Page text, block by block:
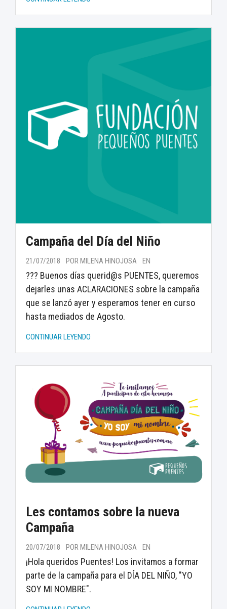
Campaña del Día del Niño
21/07/2018 POR MILENA HINOJOSA EN
??? Buenos días querid@s PUENTES, queremos
dejarles unas ACLARACIONES sobre la campaña
que se lanzó ayer y esperamos tener en curso
hasta mediados de Agosto.
CONTINUAR LEYENDO
Les contamos sobre la nueva
Campaña
20/07/2018 POR MILENA HINOJOSA EN
¡Hola queridos Puentes! Los invitamos a formar
parte de la campaña para el DÍA DEL NIÑO, "YO
SOY MI NOMBRE".